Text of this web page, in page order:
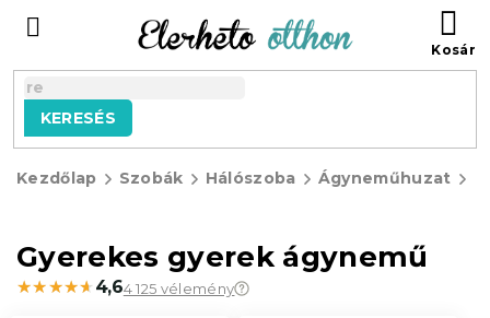
tartalomhoz
KERESÉS
Kezdőlap Szobák Hálószoba Ágyneműhuzat
Gyerekes gyerek ágynemű
★★★★★
★★★★★ 4,64 125 vélemény